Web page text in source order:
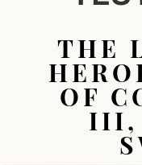
THE
OF
III,